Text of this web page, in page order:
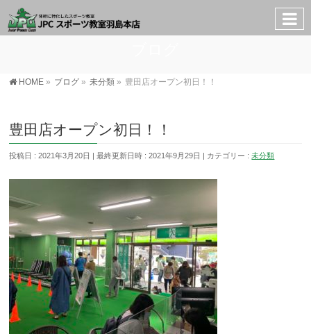
HOME » ブログ » 未分類 » 豊田店オープン初日！！
豊田店オープン初日！！
投稿日 : 2021年3月20日 最終更新日時 : 2021年9月29日 カテゴリー :未分類